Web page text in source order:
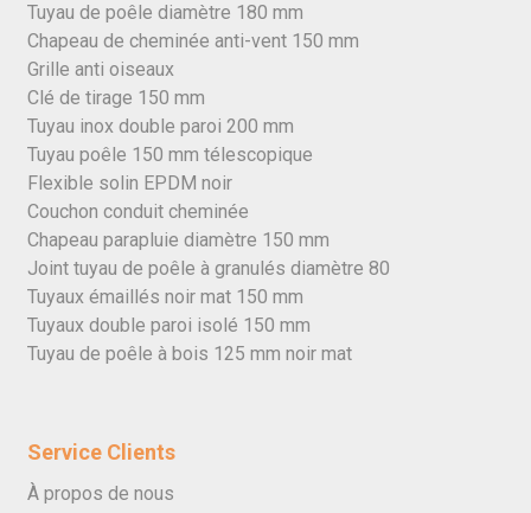
Tuyau de poêle diamètre 180 mm
Chapeau de cheminée anti-vent 150 mm
Grille anti oiseaux
Clé de tirage 150 mm
Tuyau inox double paroi 200 mm
Tuyau poêle 150 mm télescopique
Flexible solin EPDM noir
Couchon conduit cheminée
Chapeau parapluie diamètre 150 mm
Joint tuyau de poêle à granulés diamètre 80
Tuyaux émaillés noir mat 150 mm
Tuyaux double paroi isolé 150 mm
Tuyau de poêle à bois 125 mm noir mat
Service Clients
À propos de nous